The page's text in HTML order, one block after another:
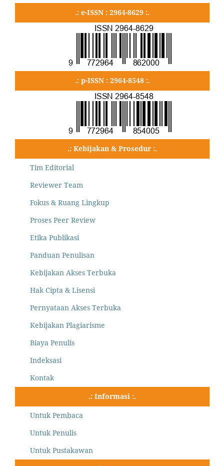
.: e-ISSN : 2964-8629 :.
.: p-ISSN : 2964-8548 :.
.: Kebijakan & Prosedur :.
Tim Editorial
Reviewer Team
Fokus & Ruang Lingkup
Proses Peer Review
Etika Publikasi
Panduan Penulisan
Kebijakan Akses Terbuka
Hak Cipta & Lisensi
Pernyataan Akses Terbuka
Kebijakan Plagiarisme
Biaya Penulis
Indeksasi
Kontak
.: Informasi :.
Untuk Pembaca
Untuk Penulis
Untuk Pustakawan